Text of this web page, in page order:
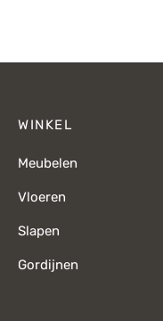
WINKEL
Meubelen
Vloeren
Slapen
Gordijnen